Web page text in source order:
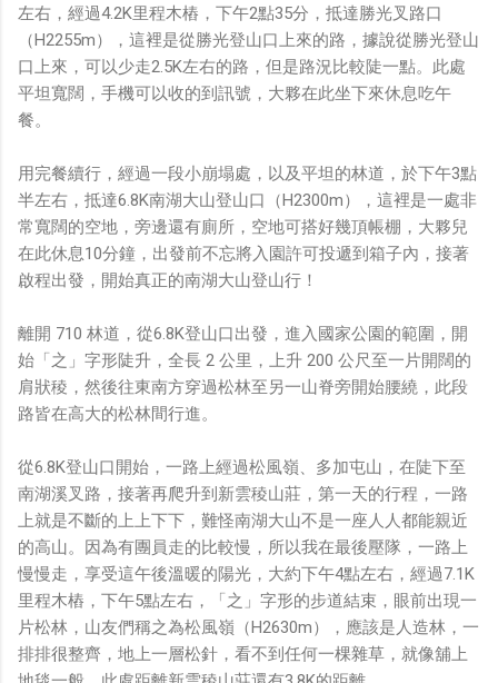
左右，經過4.2K里程木樁，下午2點35分，抵達勝光叉路口
（H2255m），這裡是從勝光登山口上來的路，據說從勝光登山
口上來，可以少走2.5K左右的路，但是路況比較陡一點。此處
平坦寬闊，手機可以收的到訊號，大夥在此坐下來休息吃午
餐。
用完餐續行，經過一段小崩塌處，以及平坦的林道，於下午3點
半左右，抵達6.8K南湖大山登山口（H2300m），這裡是一處非
常寬闊的空地，旁邊還有廁所，空地可搭好幾頂帳棚，大夥兒
在此休息10分鐘，出發前不忘將入園許可投遞到箱子內，接著
啟程出發，開始真正的南湖大山登山行！
離開 710 林道，從6.8K登山口出發，進入國家公園的範圍，開
始「之」字形陡升，全長 2 公里，上升 200 公尺至一片開闊的
肩狀稜，然後往東南方穿過松林至另一山脊旁開始腰繞，此段
路皆在高大的松林間行進。
從6.8K登山口開始，一路上經過松風嶺、多加屯山，在陡下至
南湖溪叉路，接著再爬升到新雲稜山莊，第一天的行程，一路
上就是不斷的上上下下，難怪南湖大山不是一座人人都能親近
的高山。因為有團員走的比較慢，所以我在最後壓隊，一路上
慢慢走，享受這午後溫暖的陽光，大約下午4點左右，經過7.1K
里程木樁，下午5點左右，「之」字形的步道結束，眼前出現一
片松林，山友們稱之為松風嶺（H2630m），應該是人造林，一
排排很整齊，地上一層松針，看不到任何一棵雜草，就像舖上